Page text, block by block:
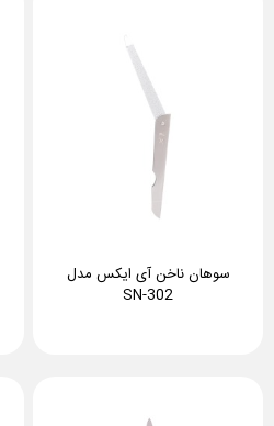
سوهان ناخن آی ایکس مدل
SN-302